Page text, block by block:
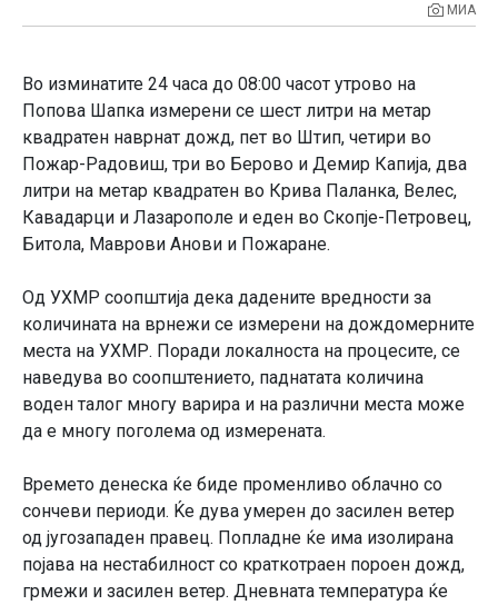
МИА
Во изминатите 24 часа до 08:00 часот утрово на
Попова Шапка измерени се шест литри на метар
квадратен наврнат дожд, пет во Штип, четири во
Пожар-Радовиш, три во Берово и Демир Капија, два
литри на метар квадратен во Крива Паланка, Велес,
Кавадарци и Лазарополе и еден во Скопје-Петровец,
Битола, Маврови Анови и Пожаране.
Од УХМР соопштија дека дадените вредности за
количината на врнежи се измерени на дождомерните
места на УХМР. Поради локалноста на процесите, се
наведува во соопштението, паднатата количина
воден талог многу варира и на различни места може
да е многу поголема од измерената.
Времето денеска ќе биде променливо облачно со
сончеви периоди. Ќе дува умерен до засилен ветер
од југозападен правец. Попладне ќе има изолирана
појава на нестабилност со краткотраен пороен дожд,
грмежи и засилен ветер. Дневната температура ќе